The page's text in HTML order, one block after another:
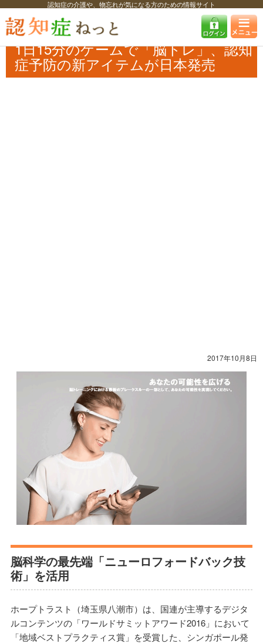
認知症の介護や、物忘れが気になる方のための情報サイト
認知症ねっと 認知症最新ニュース 予防・改善
1日15分のゲームで
「脳トレ」、認知症予防の新アイテムが日本発売
1日15分のゲームで「脳トレ」、認知
症予防の新アイテムが日本発売
2017年10月8日
脳科学の最先端「ニューロフォードバック技
術」を活用
ホープトラスト（埼玉県八潮市）は、国連が主導するデジタ
ルコンテンツの「ワールドサミットアワード2016」において
「地域ベストプラクティス賞」を受賞した、シンガポール発